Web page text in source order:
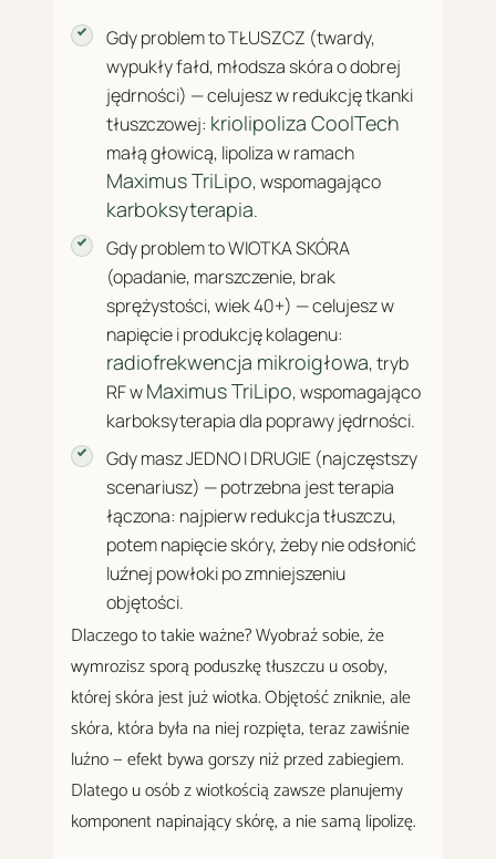
Gdy problem to TŁUSZCZ (twardy,
wypukły fałd, młodsza skóra o dobrej
jędrności) — celujesz w redukcję tkanki
tłuszczowej: kriolipoliza CoolTech
małą głowicą, lipoliza w ramach
Maximus TriLipo, wspomagająco
karboksyterapia.
Gdy problem to WIOTKA SKÓRA
(opadanie, marszczenie, brak
sprężystości, wiek 40+) — celujesz w
napięcie i produkcję kolagenu:
radiofrekwencja mikroigłowa, tryb
RF wMaximus TriLipo, wspomagająco
karboksyterapia dla poprawy jędrności.
Gdy masz JEDNO I DRUGIE (najczęstszy
scenariusz) — potrzebna jest terapia
łączona: najpierw redukcja tłuszczu,
potem napięcie skóry, żeby nie odsłonić
luźnej powłoki po zmniejszeniu
objętości.
Dlaczego to takie ważne? Wyobraź sobie, że
wymrozisz sporą poduszkę tłuszczu u osoby,
której skóra jest już wiotka. Objętość zniknie, ale
skóra, która była na niej rozpięta, teraz zawiśnie
luźno — efekt bywa gorszy niż przed zabiegiem.
Dlatego u osób z wiotkością zawsze planujemy
komponent napinający skórę, a nie samą lipolizę.